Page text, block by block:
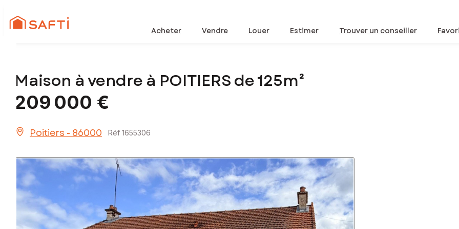
Acheter Vendre Louer Estimer Trouver un conseiller
Maison à vendre à POITIERS de 125m²
209 000 €
Poitiers - 86000 Réf 1655306